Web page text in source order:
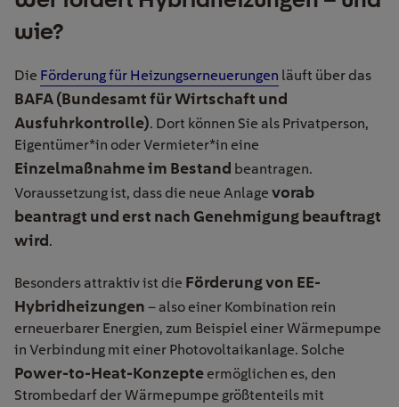
wie?
Die Förderung für Heizungserneuerungen läuft über das
BAFA (Bundesamt für Wirtschaft und
Ausfuhrkontrolle). Dort können Sie als Privatperson,
Eigentümer*in oder Vermieter*in eine
Einzelmaßnahme im Bestand beantragen.
Voraussetzung ist, dass die neue Anlage vorab
beantragt und erst nach Genehmigung beauftragt
wird.
Besonders attraktiv ist die Förderung von EE-
Hybridheizungen – also einer Kombination rein
erneuerbarer Energien, zum Beispiel einer Wärmepumpe
in Verbindung mit einer Photovoltaikanlage. Solche
Power-to-Heat-Konzepte ermöglichen es, den
Strombedarf der Wärmepumpe größtenteils mit